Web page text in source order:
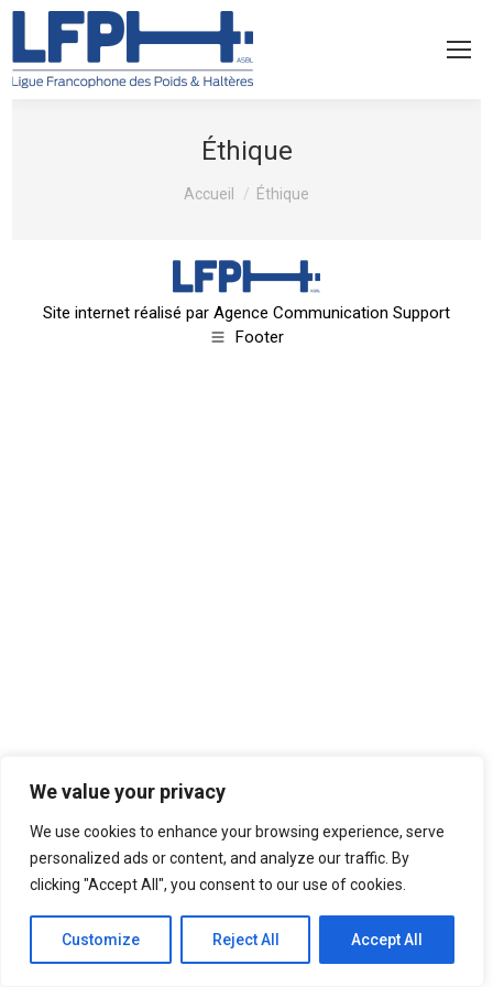
We value your privacy
We use cookies to enhance your browsing experience, serve
personalized ads or content, and analyze our traffic. By
clicking "Accept All", you consent to our use of cookies.
Customize Reject All Accept All
Éthique
Vous êtes ici :
Accueil Éthique
Site internet réalisé par Agence Communication Support
Footer